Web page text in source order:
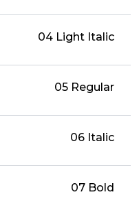
04 Light Italic
05 Regular
06 Italic
07 Bold